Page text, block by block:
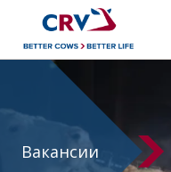
Вакансии
Вакансии